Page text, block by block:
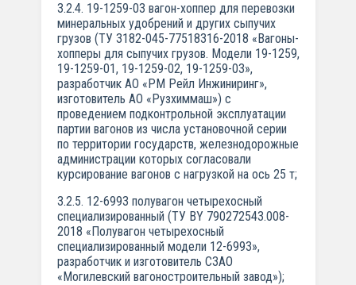
3.2.4. 19-1259-03 вагон-хоппер для перевозки
минеральных удобрений и других сыпучих
грузов (ТУ 3182-045-77518316-2018 «Вагоны-
хопперы для сыпучих грузов. Модели 19-1259,
19-1259-01, 19-1259-02, 19-1259-03»,
разработчик АО «РМ Рейл Инжиниринг»,
изготовитель АО «Рузхиммаш») с
проведением подконтрольной эксплуатации
партии вагонов из числа установочной серии
по территории государств, железнодорожные
администрации которых согласовали
курсирование вагонов с нагрузкой на ось 25 т;
3.2.5. 12-6993 полувагон четырехосный
специализированный (TУ BY 790272543.008-
2018 «Полувагон четырехосный
специализированный модели 12-6993»,
разработчик и изготовитель СЗАО
«Могилевский вагоностроительный завод»);